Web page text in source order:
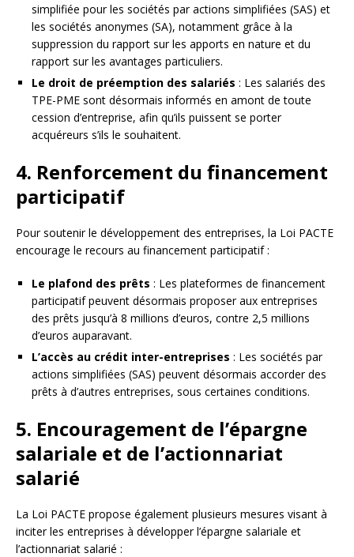
simplifiée pour les sociétés par actions simplifiées (SAS) et
les sociétés anonymes (SA), notamment grâce à la
suppression du rapport sur les apports en nature et du
rapport sur les avantages particuliers.
Le droit de préemption des salariés : Les salariés des
TPE-PME sont désormais informés en amont de toute
cession d’entreprise, afin qu’ils puissent se porter
acquéreurs s’ils le souhaitent.
4. Renforcement du financement
participatif
Pour soutenir le développement des entreprises, la Loi PACTE
encourage le recours au financement participatif :
Le plafond des prêts : Les plateformes de financement
participatif peuvent désormais proposer aux entreprises
des prêts jusqu’à 8 millions d’euros, contre 2,5 millions
d’euros auparavant.
L’accès au crédit inter-entreprises : Les sociétés par
actions simplifiées (SAS) peuvent désormais accorder des
prêts à d’autres entreprises, sous certaines conditions.
5. Encouragement de l’épargne
salariale et de l’actionnariat
salarié
La Loi PACTE propose également plusieurs mesures visant à
inciter les entreprises à développer l’épargne salariale et
l’actionnariat salarié :